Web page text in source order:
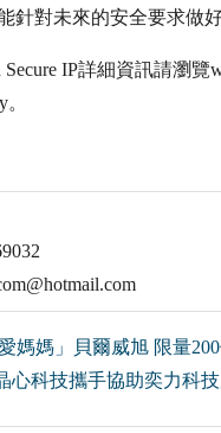
針對未來的安全要求做好
Secure IP詳細資訊請瀏
媽媽」貝爾威旭 限量
科技攜手協助奕力科